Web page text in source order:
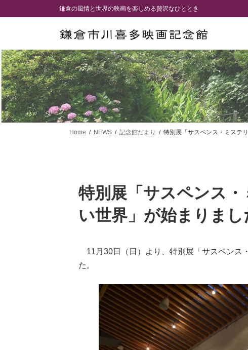
へ
ス
キ
ッ
プ
ョ
ン
に
移
動
鎌倉の風情と世界の映画を楽しめる贅沢なひととき
Home NEWS 記念館だより 特別展「サスペンス・ミステ
特別展「サスペンス
い世界」が始まりまし
11月30日（日）より、特別展「サスペンス
た。